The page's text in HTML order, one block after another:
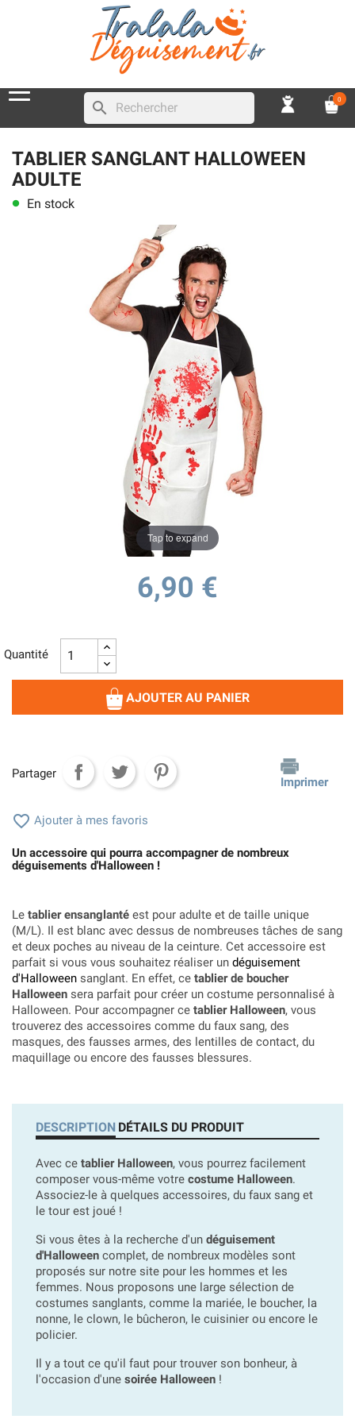
search 0
TABLIER SANGLANT HALLOWEEN
ADULTE
lens En stock
Tap to expand
6,90 €
Quantité
AJOUTER AU PANIER
Partager
Imprimer
 Ajouter à mes favoris
Un accessoire qui pourra accompagner de nombreux
déguisements d'Halloween !
Le tablier ensanglanté est pour adulte et de taille unique
(M/L). Il est blanc avec dessus de nombreuses tâches de sang
et deux poches au niveau de la ceinture. Cet accessoire est
parfait si vous vous souhaitez réaliser un déguisement
d'Halloween sanglant. En effet, ce tablier de boucher
Halloween sera parfait pour créer un costume personnalisé à
Halloween. Pour accompagner ce tablier Halloween, vous
trouverez des accessoires comme du faux sang, des
masques, des fausses armes, des lentilles de contact, du
maquillage ou encore des fausses blessures.
DESCRIPTION DÉTAILS DU PRODUIT
Avec ce tablier Halloween, vous pourrez facilement
composer vous-même votre costume Halloween.
Associez-le à quelques accessoires, du faux sang et
le tour est joué !
Si vous êtes à la recherche d'un déguisement
d'Halloween complet, de nombreux modèles sont
proposés sur notre site pour les hommes et les
femmes. Nous proposons une large sélection de
costumes sanglants, comme la mariée, le boucher, la
nonne, le clown, le bûcheron, le cuisinier ou encore le
policier.
Il y a tout ce qu'il faut pour trouver son bonheur, à
l'occasion d'une soirée Halloween !